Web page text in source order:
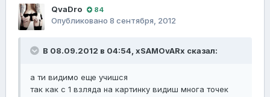
QvaDro 84
Опубликовано 8 сентября, 2012
В 08.09.2012 в 04:54, xSAMOvARx сказал:
а ти видимо еще учишся
так как с 1 взляда на картинку видиш многа точек